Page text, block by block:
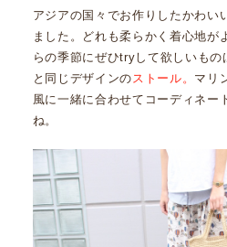
アジアの国々でお作りしたかわい
ました。どれも柔らかく着心地が
らの季節にぜひtryして欲しいもの
と同じデザインの ストール。 マリ
風に一緒に合わせてコーディネー
ね。